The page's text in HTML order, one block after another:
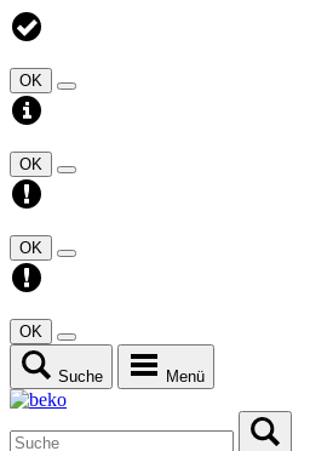
OK
OK
OK
OK
Suche Menü